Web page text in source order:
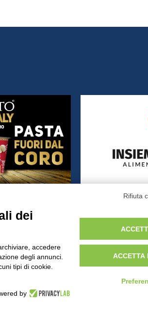
E LE CONFEZIONI POTREBBERO
COMPLIANCE TERMINI E
Rifiuta
dei
accedere
degli annunci.
tipi di cookie.
by
ACCETTA